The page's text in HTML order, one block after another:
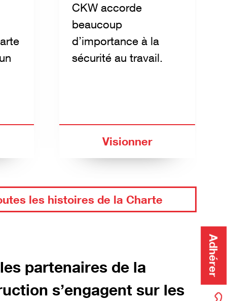
Adhérer
CKW accorde
beaucoup
d’importance à la
sécurité au travail.
Visionner
les histoires de la Charte
partenaires de la
s’engagent sur les